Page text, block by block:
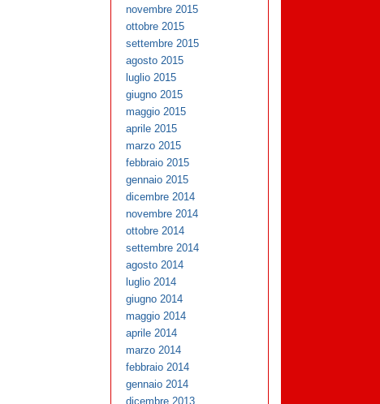
novembre 2015
ottobre 2015
settembre 2015
agosto 2015
luglio 2015
giugno 2015
maggio 2015
aprile 2015
marzo 2015
febbraio 2015
gennaio 2015
dicembre 2014
novembre 2014
ottobre 2014
settembre 2014
agosto 2014
luglio 2014
giugno 2014
maggio 2014
aprile 2014
marzo 2014
febbraio 2014
gennaio 2014
dicembre 2013